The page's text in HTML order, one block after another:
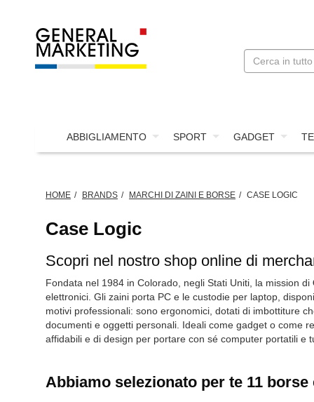
ABBIGLIAMENTO SPORT GADGET
HOME BRANDS MARCHI DI ZAINI E BORSE CASE LOGIC
Case Logic
Scopri nel nostro shop online di
Fondata nel 1984 in Colorado, negli Stati Uniti, la mission di
elettronici. Gli zaini porta PC e le custodie per laptop,
motivi professionali: sono ergonomici, dotati di imbottiture
documenti e oggetti personali. Ideali come gadget o come
affidabili e di design per portare con sé computer portatili
Abbiamo selezionato per te 11